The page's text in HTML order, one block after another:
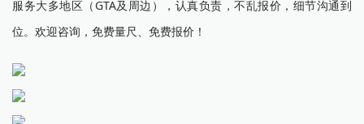
服务大多地区（GTA及周边），认真负责，不乱报价，细节沟通到
位。欢迎咨询，免费量尺、免费报价！